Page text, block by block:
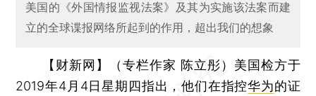
美国的《外国情报监视法案》及其为实施该法案而建
立的全球谍报网络所起到的作用，超出我们的想象
【财新网】（专栏作家 陈立彤） 美国检方于
2019年4月4日星期四指出，他们在指控华为的证